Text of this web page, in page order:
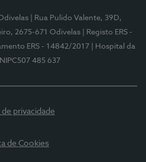
| Rua Pulido Valente, 39D,
2675-671 Odivelas
| Registo ERS -
ERS - 14842/2017
| Hospital da
NIPC507 485 637
de privacidade
de Cookies